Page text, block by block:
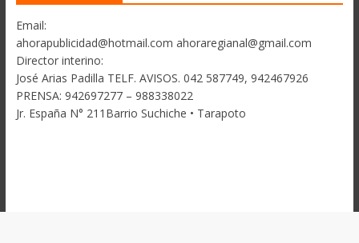
Email:
ahorapublicidad@hotmail.com ahoraregianal@gmail.com
Director interino:
José Arias Padilla TELF. AVISOS. 042 587749, 942467926
PRENSA: 942697277 – 988338022
Jr. España N° 211Barrio Suchiche • Tarapoto